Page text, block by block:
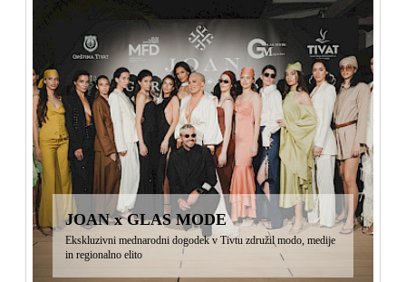
JOAN x GLAS MODE
Ekskluzivni mednarodni dogodek v Tivtu združil modo, medije
in regionalno elito